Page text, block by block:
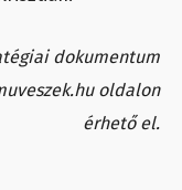
dokumentum
oldalon
érhető el.